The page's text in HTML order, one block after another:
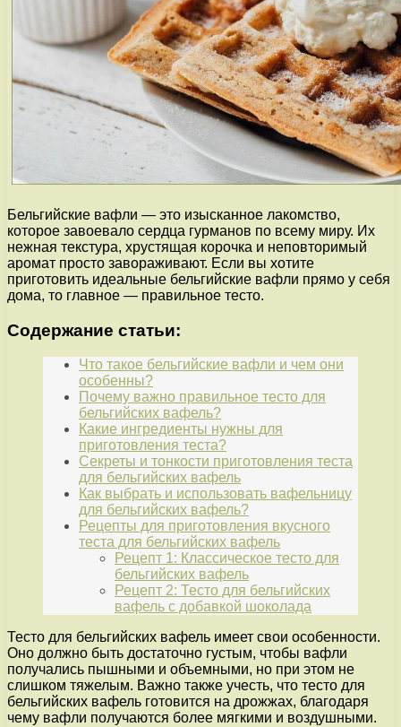
Бельгийские вафли — это изысканное лакомство,
которое завоевало сердца гурманов по всему миру. Их
нежная текстура, хрустящая корочка и неповторимый
аромат просто завораживают. Если вы хотите
приготовить идеальные бельгийские вафли прямо у себя
дома, то главное — правильное тесто.
Содержание статьи:
Что такое бельгийские вафли и чем они
особенны?
Почему важно правильное тесто для
бельгийских вафель?
Какие ингредиенты нужны для
приготовления теста?
Секреты и тонкости приготовления теста
для бельгийских вафель
Как выбрать и использовать вафельницу
для бельгийских вафель?
Рецепты для приготовления вкусного
теста для бельгийских вафель
Рецепт 1: Классическое тесто для
бельгийских вафель
Рецепт 2: Тесто для бельгийских
вафель с добавкой шоколада
Тесто для бельгийских вафель имеет свои особенности.
Оно должно быть достаточно густым, чтобы вафли
получались пышными и объемными, но при этом не
слишком тяжелым. Важно также учесть, что тесто для
бельгийских вафель готовится на дрожжах, благодаря
чему вафли получаются более мягкими и воздушными.